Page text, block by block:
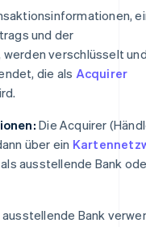
und der
verschlüsselt
die als Acquirer
Die Acquirer
über ein
ausstellende Bank
ausstellende Bank